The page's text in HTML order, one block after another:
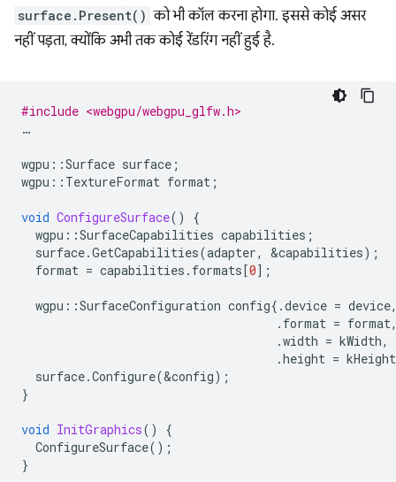
surface.Present() को भी कॉल करना होगा. इससे कोई असर
नहीं पड़ता, क्योंकि अभी तक कोई रेंडरिंग नहीं हुई है.
#include <webgpu/webgpu_glfw.h>
…
wgpu ::Surface surface ;
wgpu :: TextureFormat format ;
void ConfigureSurface()
{
wgpu ::SurfaceCapabilities capabilities ;
surface.GetCapabilities(adapter, &capabilities);
format = capabilities . formats [0];
wgpu ::SurfaceConfiguration config{.device = device
. format = format
.width = kWidth,
.height = kHeight
surface.Configure(&config);
}
void InitGraphics()
{
ConfigureSurface();
}